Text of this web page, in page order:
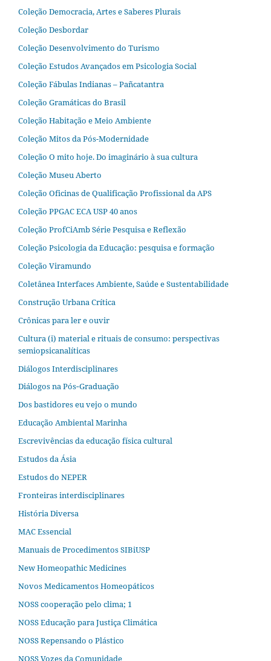
Coleção Democracia, Artes e Saberes Plurais
Coleção Desbordar
Coleção Desenvolvimento do Turismo
Coleção Estudos Avançados em Psicologia Social
Coleção Fábulas Indianas – Pañcatantra
Coleção Gramáticas do Brasil
Coleção Habitação e Meio Ambiente
Coleção Mitos da Pós-Modernidade
Coleção O mito hoje. Do imaginário à sua cultura
Coleção Museu Aberto
Coleção Oficinas de Qualificação Profissional da APS
Coleção PPGAC ECA USP 40 anos
Coleção ProfCiAmb Série Pesquisa e Reflexão
Coleção Psicologia da Educação: pesquisa e formação
Coleção Viramundo
Coletânea Interfaces Ambiente, Saúde e Sustentabilidade
Construção Urbana Crítica
Crônicas para ler e ouvir
Cultura (i) material e rituais de consumo: perspectivas
semiopsicanalíticas
Diálogos Interdisciplinares
Diálogos na Pós‐Graduação
Dos bastidores eu vejo o mundo
Educação Ambiental Marinha
Escrevivências da educação física cultural
Estudos da Ásia​
Estudos do NEPER
Fronteiras interdisciplinares
História Diversa
MAC Essencial
Manuais de Procedimentos SIBiUSP
New Homeopathic Medicines
Novos Medicamentos Homeopáticos
NOSS cooperação pelo clima; 1
NOSS Educação para Justiça Climática
NOSS Repensando o Plástico
NOSS Vozes da Comunidade